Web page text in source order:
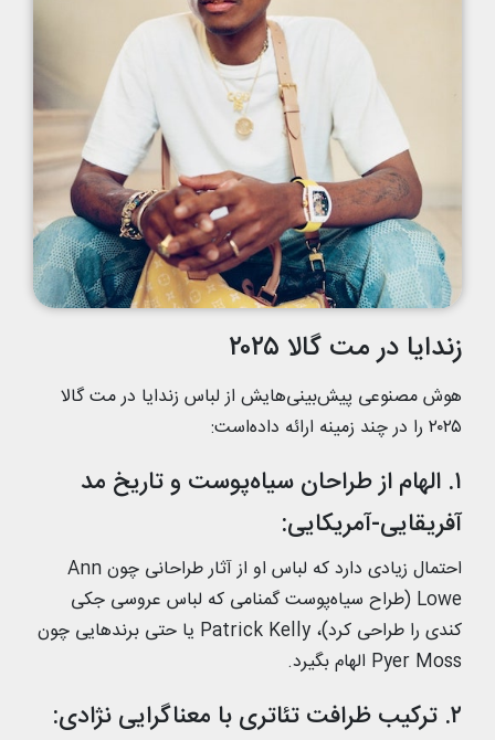
زندایا در مت گالا ۲۰۲۵
هوش مصنوعی پیش‌بینی‌هایش از لباس زندایا در مت گالا
۲۰۲۵ را در چند زمینه ارائه داده‌است:
۱. الهام از طراحان سیاه‌پوست و تاریخ مد
آفریقایی-آمریکایی:
احتمال زیادی دارد که لباس او از آثار طراحانی چون Ann
Lowe (طراح سیاه‌پوست گمنامی که لباس عروسی جکی
کندی را طراحی کرد)، Patrick Kelly یا حتی برندهایی چون
Pyer Moss الهام بگیرد.
۲. ترکیب ظرافت تئاتری با معناگرایی نژادی: